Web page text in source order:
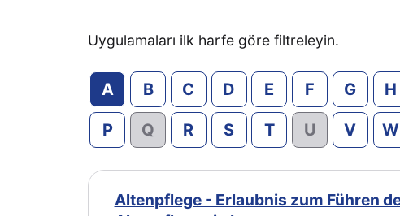
Uygulamaları ilk harfe göre filtreleyin.
A B C D E F G H
P Q R S T U V W
Altenpflege - Erlaubnis zum Führen